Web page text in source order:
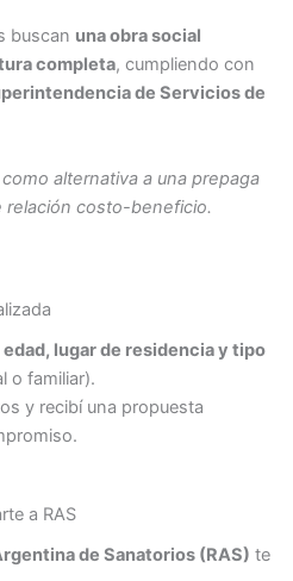
buscan una obra social
completa, cumpliendo con
de Servicios de
alternativa a una prepaga
relación costo-beneficio.
edad, lugar de residencia y tipo
o familiar).
y recibí una propuesta
a RAS
de Sanatorios (RAS) te